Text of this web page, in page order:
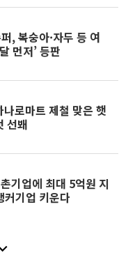
, 복숭아·자두 등 여
먼저’ 등판
로마트 제철 맞은 햇
선봬
기업에 최대 5억원 지
기업 키운다